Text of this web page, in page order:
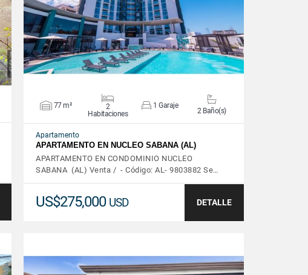
77 m²
2
Habitaciones
1 Garaje
2 Baño(s)
Apartamento
APARTAMENTO EN NUCLEO SABANA (AL)
APARTAMENTO EN CONDOMINIO NUCLEO
SABANA (AL) Venta / - Código: AL- 9803882 Se…
US$275,000 USD DETALLE